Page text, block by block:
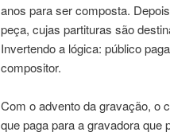
anos para ser composta.
peça, cujas partituras são
Invertendo a lógica: público
compositor.
Com o advento da gravação, o
que paga para a gravadora que